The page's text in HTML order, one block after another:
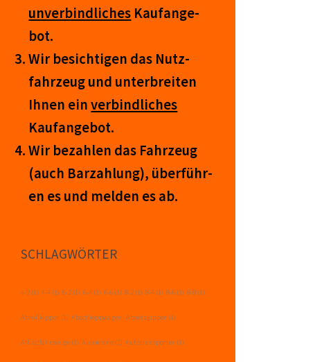
un­ver­bind­lich­es Kauf­an­ge­
bot.
Wir be­sicht­igen das Nutz­
fahr­zeug und un­ter­breit­en
Ihnen einver­bind­liches
Kauf­an­ge­bot.
Wir be­zahl­en das Fahr­zeug
(auch Barzahlung), über­führ­
en es und mel­den es ab.
SCHLAGWÖRTER
4-2 (1) 4-4 (1) 6-2 (1) 6-4 (1) 6-6 (1) 8-2 (1) 8-4 (1) 8-6 (1) 8-8 (1)
Abrollkipper (1) Abschleppwagen- Absetzkipper (1)
Allradfahrzeuge (1) Autokräne (1) Autotransporter (1)